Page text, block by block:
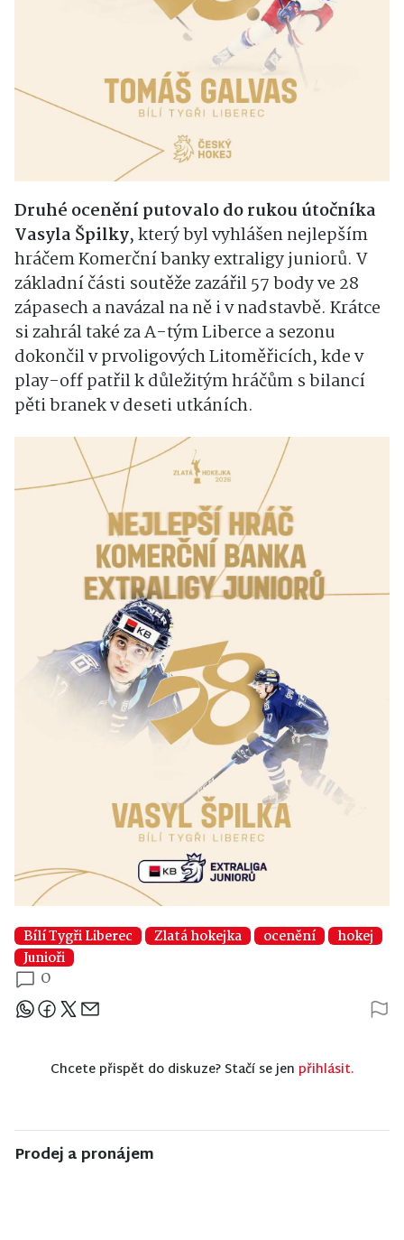
Druhé ocenění putovalo do rukou útočníka
Vasyla Špilky, který byl vyhlášen nejlepším
hráčem Komerční banky extraligy juniorů. V
základní části soutěže zazářil 57 body ve 28
zápasech a navázal na ně i v nadstavbě. Krátce
si zahrál také za A-tým Liberce a sezonu
dokončil v prvoligových Litoměřicích, kde v
play-off patřil k důležitým hráčům s bilancí
pěti branek v deseti utkáních.
Bílí Tygři Liberec Zlatá hokejka ocenění
hokej
Junioři
0
Sdílejte článek
Chcete přispět do diskuze? Stačí se jen přihlásit.
Prodej a pronájem